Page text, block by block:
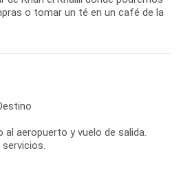
o tomar un té en un café de la
aeropuerto y vuelo de salida.